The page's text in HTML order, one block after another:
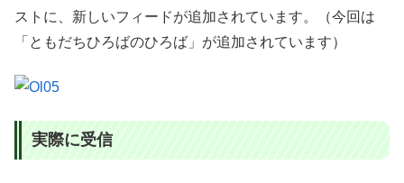
ストに、新しいフィードが追加されています。（今回は
「ともだちひろばのひろば」が追加されています）
実際に受信